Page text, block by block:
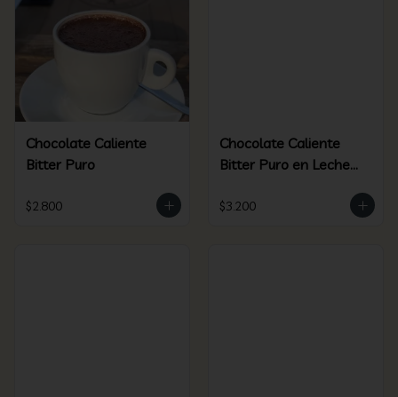
Chocolate Caliente
Bitter Puro
$2.800
Chocolate Caliente
Bitter Puro en Leche
$3.200